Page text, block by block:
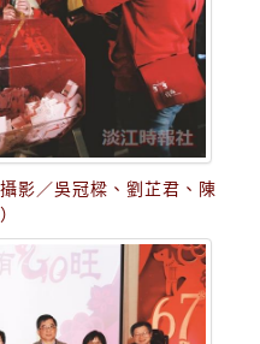
影／吳冠樑、劉芷君、陳